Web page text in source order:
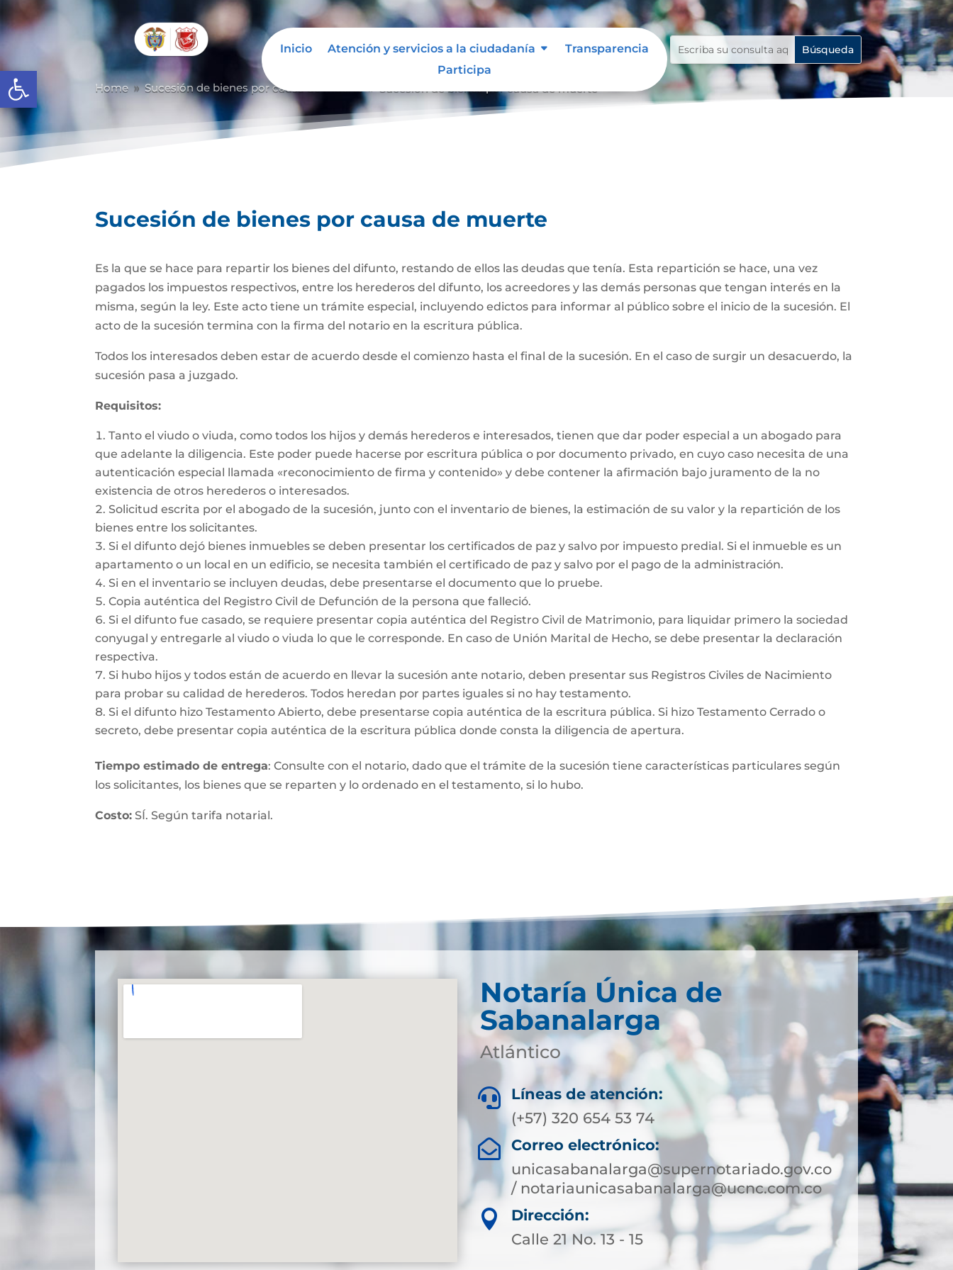
Abrir barra de herramientas
Inicio Atención y servicios a la ciudadanía
Transparencia
Participa
Home 9 Sucesión de bienes por causa de muerte
Sucesión de bienes por causa de muerte
Es la que se hace para repartir los bienes del difunto, restando de ellos las deudas que tenía. Esta repartición se hace, una vez
pagados los impuestos respectivos, entre los herederos del difunto, los acreedores y las demás personas que tengan interés en la
misma, según la ley. Este acto tiene un trámite especial, incluyendo edictos para informar al público sobre el inicio de la sucesión. El
acto de la sucesión termina con la firma del notario en la escritura pública.
Todos los interesados deben estar de acuerdo desde el comienzo hasta el final de la sucesión. En el caso de surgir un desacuerdo, la
sucesión pasa a juzgado.
Requisitos:
Tanto el viudo o viuda, como todos los hijos y demás herederos e interesados, tienen que dar poder especial a un abogado para
que adelante la diligencia. Este poder puede hacerse por escritura pública o por documento privado, en cuyo caso necesita de una
autenticación especial llamada «reconocimiento de firma y contenido» y debe contener la afirmación bajo juramento de la no
existencia de otros herederos o interesados.
Solicitud escrita por el abogado de la sucesión, junto con el inventario de bienes, la estimación de su valor y la repartición de los
bienes entre los solicitantes.
Si el difunto dejó bienes inmuebles se deben presentar los certificados de paz y salvo por impuesto predial. Si el inmueble es un
apartamento o un local en un edificio, se necesita también el certificado de paz y salvo por el pago de la administración.
Si en el inventario se incluyen deudas, debe presentarse el documento que lo pruebe.
Copia auténtica del Registro Civil de Defunción de la persona que falleció.
Si el difunto fue casado, se requiere presentar copia auténtica del Registro Civil de Matrimonio, para liquidar primero la sociedad
conyugal y entregarle al viudo o viuda lo que le corresponde. En caso de Unión Marital de Hecho, se debe presentar la declaración
respectiva.
Si hubo hijos y todos están de acuerdo en llevar la sucesión ante notario, deben presentar sus Registros Civiles de Nacimiento
para probar su calidad de herederos. Todos heredan por partes iguales si no hay testamento.
Si el difunto hizo Testamento Abierto, debe presentarse copia auténtica de la escritura pública. Si hizo Testamento Cerrado o
secreto, debe presentar copia auténtica de la escritura pública donde consta la diligencia de apertura.
Tiempo estimado de entrega: Consulte con el notario, dado que el trámite de la sucesión tiene características particulares según
los solicitantes, los bienes que se reparten y lo ordenado en el testamento, si lo hubo.
Costo: SÍ. Según tarifa notarial.
Notaría Única de
Sabanalarga
Atlántico

Líneas de atención:
(+57) 320 654 53 74

Correo electrónico:
unicasabanalarga@supernotariado.gov.co
/ notariaunicasabanalarga@ucnc.com.co

Dirección:
Calle 21 No. 13 - 15